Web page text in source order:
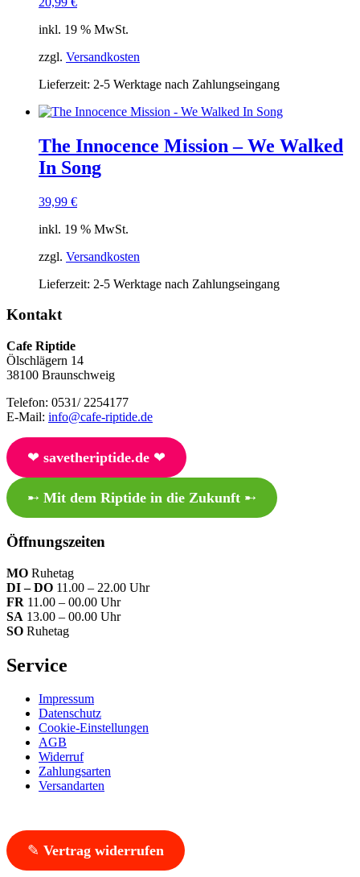
inkl. 19 % MwSt.
zzgl. Versandkosten
Lieferzeit: 2-5 Werktage nach Zahlungseingang
The Innocence Mission – We Walked
In Song
39,99 €
inkl. 19 % MwSt.
zzgl. Versandkosten
Lieferzeit: 2-5 Werktage nach Zahlungseingang
Kontakt
Cafe Riptide
Ölschlägern 14
38100 Braunschweig
Telefon: 0531/ 2254177
E-Mail: info@cafe-riptide.de
❤︎ savetheriptide.de❤︎
➸ Mit dem Riptide in die Zukunft➸
Öffnungszeiten
MO Ruhetag
DI – DO 11.00 – 22.00 Uhr
FR 11.00 – 00.00 Uhr
SA 13.00 – 00.00 Uhr
SO Ruhetag
Service
Impressum
Datenschutz
Cookie-Einstellungen
AGB
Widerruf
Zahlungsarten
Versandarten
✎ Vertrag widerrufen